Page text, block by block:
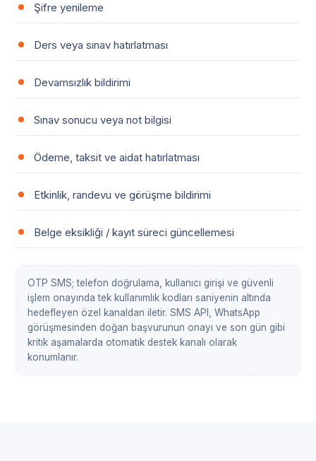
Şifre yenileme
Ders veya sınav hatırlatması
Devamsızlık bildirimi
Sınav sonucu veya not bilgisi
Ödeme, taksit ve aidat hatırlatması
Etkinlik, randevu ve görüşme bildirimi
Belge eksikliği / kayıt süreci güncellemesi
OTP SMS; telefon doğrulama, kullanıcı girişi ve güvenli
işlem onayında tek kullanımlık kodları saniyenin altında
hedefleyen özel kanaldan iletir. SMS API, WhatsApp
görüşmesinden doğan başvurunun onayı ve son gün gibi
kritik aşamalarda otomatik destek kanalı olarak
konumlanır.